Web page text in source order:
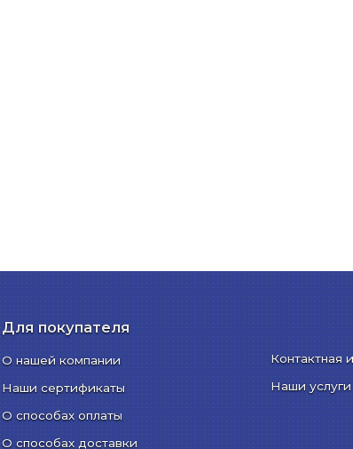
Для покупателя
О нашей компании
Наши сертификаты
О способах оплаты
О способах доставки
Контактная
Наши услуги